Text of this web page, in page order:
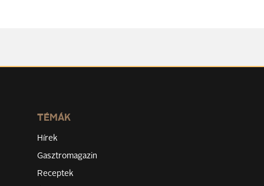
TÉMÁK
Hírek
Gasztromagazin
Receptek